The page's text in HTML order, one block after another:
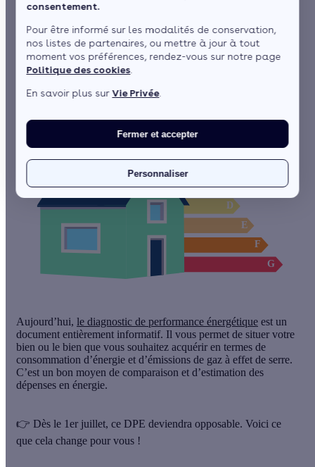
consentement.
Pour être informé sur les modalités de conservation,
nos listes de partenaires, ou mettre à jour à tout
moment vos préférences, rendez-vous sur notre page
Politique des cookies.
En savoir plus surVie Privée.
Fermer et accepter
Personnaliser
Dès le 1er juillet prochain, le DPE fait peau neuve. L’une des
nouveautés à venir, son caractère “opposable”. Mais qu’est-ce
que cela signifie vraiment et quelles seront les implications
concrètes ?
Aujourd’hui, le diagnostic de performance énergétique est un
document entièrement informatif. Il vous permet de situer votre
bien ou le bien que vous souhaitez acquérir en termes de
consommation d’énergie et d’émissions de gaz à effet de serre.
C’est un bon moyen de comparaison et d’estimation des
dépenses en énergie.
👉 Dès le 1er juillet, ce DPE deviendra opposable. Voici ce
que cela change pour vous !